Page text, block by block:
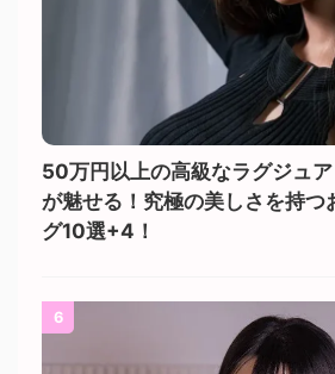
50万円以上の高級なラグジュ
が魅せる！究極の美しさを持つ
グ10選+4！
6